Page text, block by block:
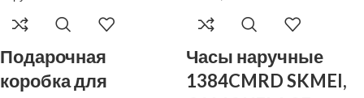
Подарочная
коробка для
Часы наручные
1384CMRD SKMEI,